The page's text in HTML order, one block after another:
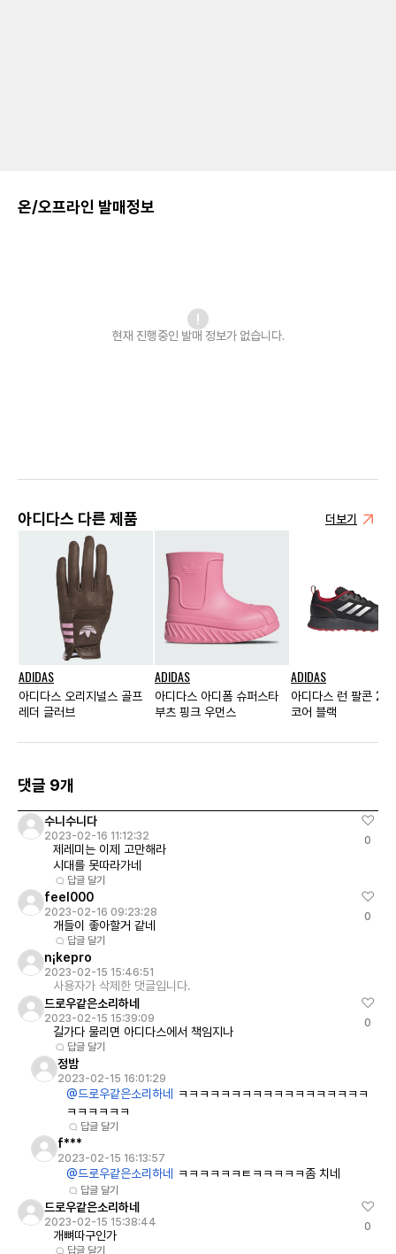
온/오프라인 발매정보
현재 진행중인 발매 정보가 없습니다.
아디다스 다른 제품 더보기
ADIDAS
아디다스 오리지널스 골프
레더 글러브
ADIDAS
아디다스 아디폼 슈퍼스타
부츠 핑크 우먼스
ADIDAS
아디다스 런 팔콘
코어 블랙
댓글 9개
수니수니다
2023-02-16 11:12:32
제레미는 이제 고만해라
시대를 못따라가네
답글 달기
0
feel000
2023-02-16 09:23:28
개들이 좋아할거 같네
답글 달기
0
n¡kepro
2023-02-15 15:46:51
사용자가 삭제한 댓글입니다.
드로우같은소리하네
2023-02-15 15:39:09
길가다 물리면 아디다스에서 책임지나
답글 달기
0
정밤
2023-02-15 16:01:29
@드로우같은소리하네
ㅋㅋㅋㅋㅋㅋㅋㅋㅋㅋㅋㅋㅋㅋㅋㅋㅋㅋ
ㅋㅋㅋㅋㅋㅋ
답글 달기
f***
2023-02-15 16:13:57
@드로우같은소리하네 ㅋㅋㅋㅋㅋㅋㅌㅋㅋㅋㅋㅋ좀 치네
답글 달기
드로우같은소리하네
2023-02-15 15:38:44
개뼈따구인가
답글 달기
0